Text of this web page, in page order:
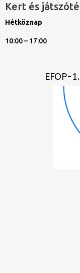
Kert és
Hétköznap
10:00 – 17:00
EFOP-